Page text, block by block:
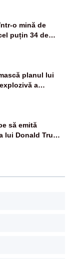
o mină de
puțin 34 de
planul lui
a
PLUS
să emită
lui Donald Trump